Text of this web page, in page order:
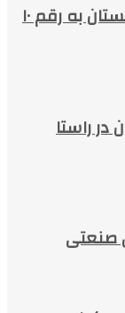
افزایش حجم تجارت بین ایران و پاکستان به رقم ۱۰
در راستا
صنعتی